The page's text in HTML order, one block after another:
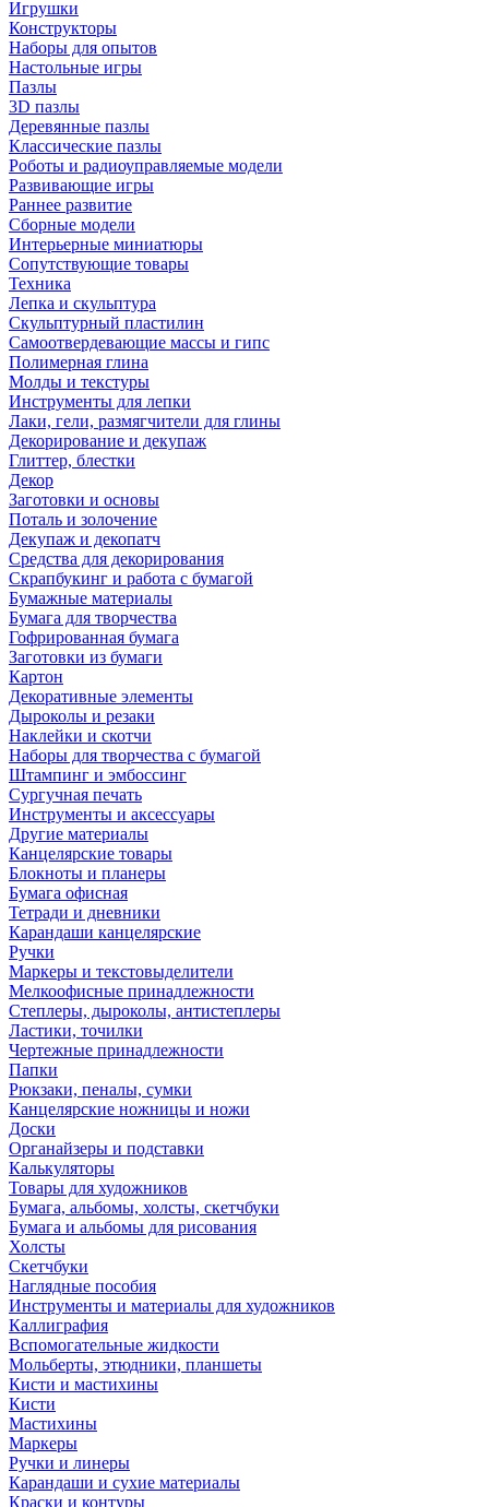
Игрушки
Конструкторы
Наборы для опытов
Настольные игры
Пазлы
3D пазлы
Деревянные пазлы
Классические пазлы
Роботы и радиоуправляемые модели
Развивающие игры
Раннее развитие
Сборные модели
Интерьерные миниатюры
Сопутствующие товары
Техника
Лепка и скульптура
Скульптурный пластилин
Самоотвердевающие массы и гипс
Полимерная глина
Молды и текстуры
Инструменты для лепки
Лаки, гели, размягчители для глины
Декорирование и декупаж
Глиттер, блестки
Декор
Заготовки и основы
Поталь и золочение
Декупаж и декопатч
Средства для декорирования
Скрапбукинг и работа с бумагой
Бумажные материалы
Бумага для творчества
Гофрированная бумага
Заготовки из бумаги
Картон
Декоративные элементы
Дыроколы и резаки
Наклейки и скотчи
Наборы для творчества с бумагой
Штампинг и эмбоссинг
Сургучная печать
Инструменты и аксессуары
Другие материалы
Канцелярские товары
Блокноты и планеры
Бумага офисная
Тетради и дневники
Карандаши канцелярские
Ручки
Маркеры и текстовыделители
Мелкоофисные принадлежности
Степлеры, дыроколы, антистеплеры
Ластики, точилки
Чертежные принадлежности
Папки
Рюкзаки, пеналы, сумки
Канцелярские ножницы и ножи
Доски
Органайзеры и подставки
Калькуляторы
Товары для художников
Бумага, альбомы, холсты, скетчбуки
Бумага и альбомы для рисования
Холсты
Скетчбуки
Наглядные пособия
Инструменты и материалы для художников
Каллиграфия
Вспомогательные жидкости
Мольберты, этюдники, планшеты
Кисти и мастихины
Кисти
Мастихины
Маркеры
Ручки и линеры
Карандаши и сухие материалы
Краски и контуры